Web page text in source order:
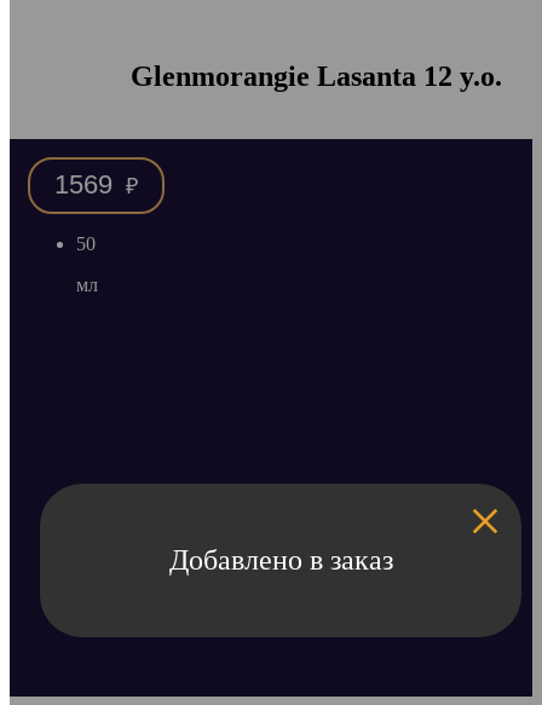
Glenmorangie Lasanta 12 y.o.
1569 ₽
50
мл
Добавлено в заказ